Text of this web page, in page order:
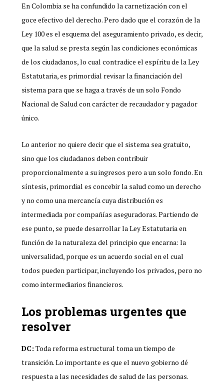
En Colombia se ha confundido la carnetización con el
goce efectivo del derecho. Pero dado que el corazón de la
Ley 100 es el esquema del aseguramiento privado, es decir,
que la salud se presta según las condiciones económicas
de los ciudadanos, lo cual contradice el espíritu de la Ley
Estatutaria, es primordial revisar la financiación del
sistema para que se haga a través de un solo Fondo
Nacional de Salud con carácter de recaudador y pagador
único.
Lo anterior no quiere decir que el sistema sea gratuito,
sino que los ciudadanos deben contribuir
proporcionalmente a su ingresos pero a un solo fondo. En
síntesis, primordial es concebir la salud como un derecho
y no como una mercancía cuya distribución es
intermediada por compañías aseguradoras. Partiendo de
ese punto, se puede desarrollar la Ley Estatutaria en
función de la naturaleza del principio que encarna: la
universalidad, porque es un acuerdo social en el cual
todos pueden participar, incluyendo los privados, pero no
como intermediarios financieros.
Los problemas urgentes que
resolver
DC: Toda reforma estructural toma un tiempo de
transición. Lo importante es que el nuevo gobierno dé
respuesta a las necesidades de salud de las personas.